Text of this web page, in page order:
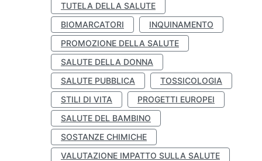
TUTELA DELLA SALUTE
BIOMARCATORI
INQUINAMENTO
PROMOZIONE DELLA SALUTE
SALUTE DELLA DONNA
SALUTE PUBBLICA
TOSSICOLOGIA
STILI DI VITA
PROGETTI EUROPEI
SALUTE DEL BAMBINO
SOSTANZE CHIMICHE
VALUTAZIONE IMPATTO SULLA SALUTE